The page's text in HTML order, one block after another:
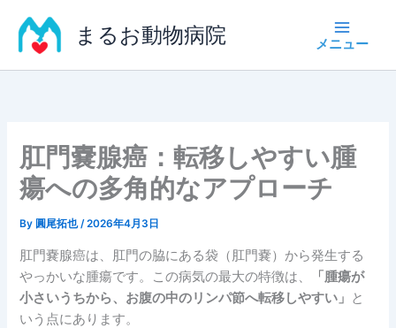
ス
まるお動物病院
肛門嚢腺癌：転移しやすい腫
瘍への多角的なアプローチ
By 圓尾拓也/2026年4月3日
肛門嚢腺癌は、肛門の脇にある袋（肛門嚢）から発生する
やっかいな腫瘍です。この病気の最大の特徴は、
「腫瘍が
小さいうちから、お腹の中のリンパ節へ転移しやすい」 と
いう点にあります。